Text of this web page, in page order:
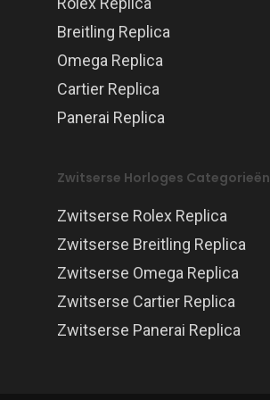
Breitling Replica
Omega Replica
Cartier Replica
Panerai Replica
Zwitserse Horloges Categorieën
Zwitserse Rolex Replica
Zwitserse Breitling Replica
Zwitserse Omega Replica
Zwitserse Cartier Replica
Zwitserse Panerai Replica